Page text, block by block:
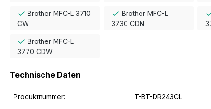
Brother MFC-L 3710
CW
Brother MFC-L
3730 CDN
Brother MFC-L
3770 CDW
Technische Daten
Produktnummer: T-BT-DR243CL